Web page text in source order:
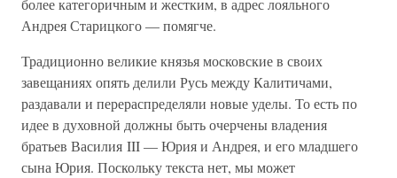
более категоричным и жестким, в адрес лояльного
Андрея Старицкого — помягче.
Традиционно великие князья московские в своих
завещаниях опять делили Русь между Калитичами,
раздавали и перераспределяли новые уделы. То есть по
идее в духовной должны быть очерчены владения
братьев Василия III — Юрия и Андрея, и его младшего
сына Юрия. Поскольку текста нет, мы может